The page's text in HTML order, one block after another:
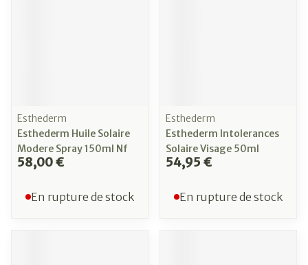
Esthederm
Esthederm Huile Solaire
Modere Spray 150ml Nf
58,00 €
En rupture de stock
Esthederm
Esthederm Intolerances
Solaire Visage 50ml
54,95 €
En rupture de stock